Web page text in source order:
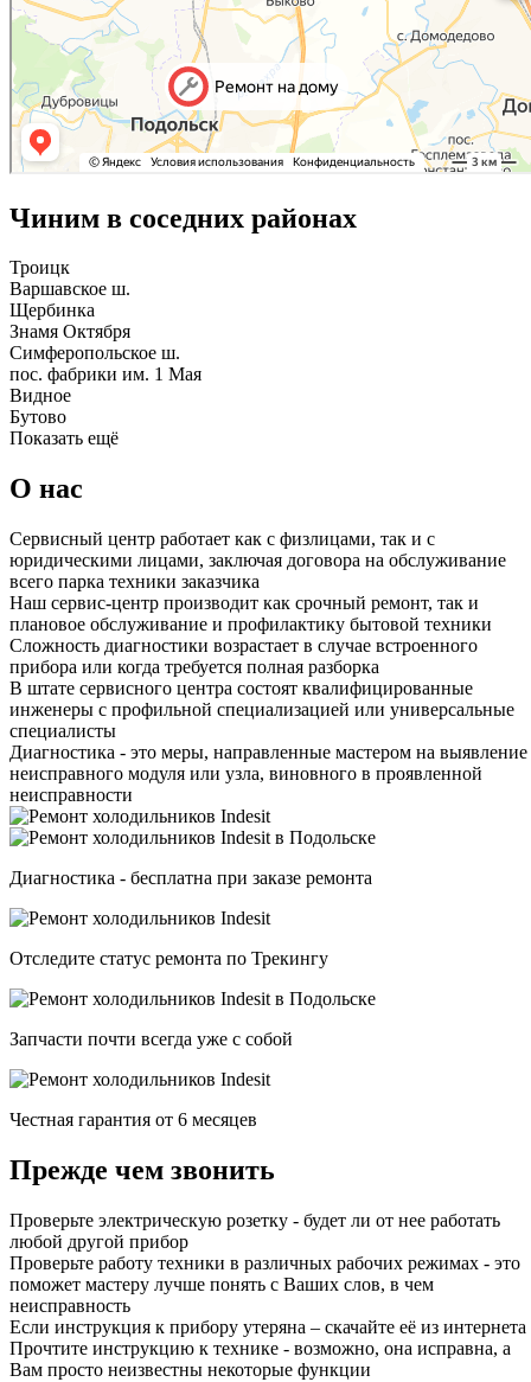
Чиним в соседних районах
Троицк
Варшавское ш.
Щербинка
Знамя Октября
Симферопольское ш.
пос. фабрики им. 1 Мая
Видное
Бутово
Показать ещё
О нас
Сервисный центр работает как с физлицами, так и с
юридическими лицами, заключая договора на обслуживание
всего парка техники заказчика
Наш сервис-центр производит как срочный ремонт, так и
плановое обслуживание и профилактику бытовой техники
Сложность диагностики возрастает в случае встроенного
прибора или когда требуется полная разборка
В штате сервисного центра состоят квалифицированные
инженеры с профильной специализацией или универсальные
специалисты
Диагностика - это меры, направленные мастером на выявление
неисправного модуля или узла, виновного в проявленной
неисправности
Диагностика - бесплатна при заказе ремонта
Отследите статус ремонта по Трекингу
Запчасти почти всегда уже с собой
Честная гарантия от 6 месяцев
Прежде чем звонить
Проверьте электрическую розетку - будет ли от нее работать
любой другой прибор
Проверьте работу техники в различных рабочих режимах - это
поможет мастеру лучше понять с Ваших слов, в чем
неисправность
Если инструкция к прибору утеряна – скачайте её из интернета
Прочтите инструкцию к технике - возможно, она исправна, а
Вам просто неизвестны некоторые функции